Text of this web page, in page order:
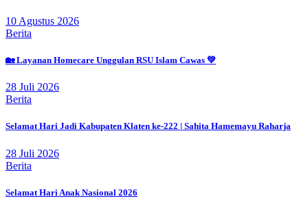
10 Agustus 2026
Berita
🏡 Layanan Homecare Unggulan RSU Islam Cawas 💚
28 Juli 2026
Berita
Selamat Hari Jadi Kabupaten Klaten ke-222 | Sahita Hamemayu Raharja
28 Juli 2026
Berita
Selamat Hari Anak Nasional 2026